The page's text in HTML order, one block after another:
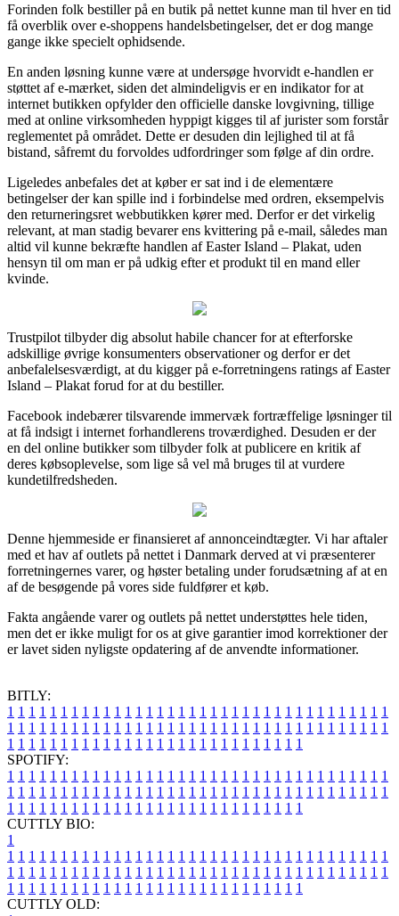
Forinden folk bestiller på en butik på nettet kunne man til hver en tid
få overblik over e-shoppens handelsbetingelser, det er dog mange
gange ikke specielt ophidsende.
En anden løsning kunne være at undersøge hvorvidt e-handlen er
støttet af e-mærket, siden det almindeligvis er en indikator for at
internet butikken opfylder den officielle danske lovgivning, tillige
med at online virksomheden hyppigt kigges til af jurister som forstår
reglementet på området. Dette er desuden din lejlighed til at få
bistand, såfremt du forvoldes udfordringer som følge af din ordre.
Ligeledes anbefales det at køber er sat ind i de elementære
betingelser der kan spille ind i forbindelse med ordren, eksempelvis
den returneringsret webbutikken kører med. Derfor er det virkelig
relevant, at man stadig bevarer ens kvittering på e-mail, således man
altid vil kunne bekræfte handlen af Easter Island – Plakat, uden
hensyn til om man er på udkig efter et produkt til en mand eller
kvinde.
Trustpilot tilbyder dig absolut habile chancer for at efterforske
adskillige øvrige konsumenters observationer og derfor er det
anbefalelsesværdigt, at du kigger på e-forretningens ratings af Easter
Island – Plakat forud for at du bestiller.
Facebook indebærer tilsvarende immervæk fortræffelige løsninger til
at få indsigt i internet forhandlerens troværdighed. Desuden er der
en del online butikker som tilbyder folk at publicere en kritik af
deres købsoplevelse, som lige så vel må bruges til at vurdere
kundetilfredsheden.
Denne hjemmeside er finansieret af annonceindtægter. Vi har aftaler
med et hav af outlets på nettet i Danmark derved at vi præsenterer
forretningernes varer, og høster betaling under forudsætning af at en
af de besøgende på vores side fuldfører et køb.
Fakta angående varer og outlets på nettet understøttes hele tiden,
men det er ikke muligt for os at give garantier imod korrektioner der
er lavet siden nyligste opdatering af de anvendte informationer.
BITLY:
1 1 1 1 1 1 1 1 1 1 1 1 1 1 1 1 1 1 1 1 1 1 1 1 1 1 1 1 1 1 1 1 1 1 1 1
1 1 1 1 1 1 1 1 1 1 1 1 1 1 1 1 1 1 1 1 1 1 1 1 1 1 1 1 1 1 1 1 1 1 1 1
1 1 1 1 1 1 1 1 1 1 1 1 1 1 1 1 1 1 1 1 1 1 1 1 1 1 1 1
SPOTIFY:
1 1 1 1 1 1 1 1 1 1 1 1 1 1 1 1 1 1 1 1 1 1 1 1 1 1 1 1 1 1 1 1 1 1 1 1
1 1 1 1 1 1 1 1 1 1 1 1 1 1 1 1 1 1 1 1 1 1 1 1 1 1 1 1 1 1 1 1 1 1 1 1
1 1 1 1 1 1 1 1 1 1 1 1 1 1 1 1 1 1 1 1 1 1 1 1 1 1 1 1
CUTTLY BIO:
1
1 1 1 1 1 1 1 1 1 1 1 1 1 1 1 1 1 1 1 1 1 1 1 1 1 1 1 1 1 1 1 1 1 1 1 1
1 1 1 1 1 1 1 1 1 1 1 1 1 1 1 1 1 1 1 1 1 1 1 1 1 1 1 1 1 1 1 1 1 1 1 1
1 1 1 1 1 1 1 1 1 1 1 1 1 1 1 1 1 1 1 1 1 1 1 1 1 1 1 1
CUTTLY OLD: